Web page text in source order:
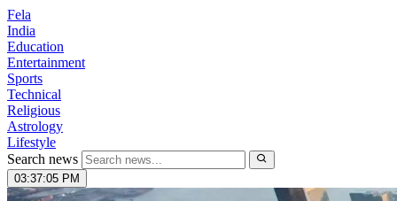
Fela
India
Education
Entertainment
Sports
Technical
Religious
Astrology
Lifestyle
Search news
03:37:06 PM